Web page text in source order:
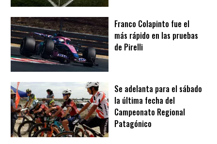
Franco Colapinto fue el
más rápido en las pruebas
de Pirelli
Se adelanta para el sábado
la última fecha del
Campeonato Regional
Patagónico